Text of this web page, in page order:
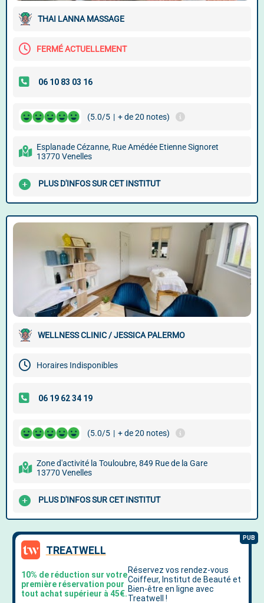
THAI LANNA MASSAGE
FERMÉ ACTUELLEMENT
(5.0/5 | + de 20 notes)
Esplanade Cézanne, Rue Amédée Etienne Signoret
13770 Venelles
PLUS D'INFOS SUR CET INSTITUT
WELLNESS CLINIC / JESSICA PALERMO
Horaires Indisponibles
(5.0/5 | + de 20 notes)
Zone d'activité la Touloubre, 849 Rue de la Gare
13770 Venelles
PLUS D'INFOS SUR CET INSTITUT